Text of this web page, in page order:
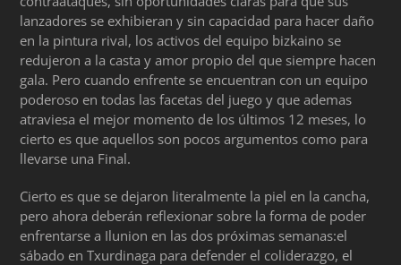
lanzadores se exhibieran y sin capacidad para hacer daño
en la pintura rival, los activos del equipo bizkaino se
redujeron a la casta y amor propio del que siempre hacen
gala. Pero cuando enfrente se encuentran con un equipo
poderoso en todas las facetas del juego y que ademas
atraviesa el mejor momento de los últimos 12 meses, lo
cierto es que aquellos son pocos argumentos como para
llevarse una Final.
Cierto es que se dejaron literalmente la piel en la cancha,
pero ahora deberán reflexionar sobre la forma de poder
enfrentarse a Ilunion en las dos próximas semanas:el
sábado en Txurdinaga para defender el coliderazgo, el